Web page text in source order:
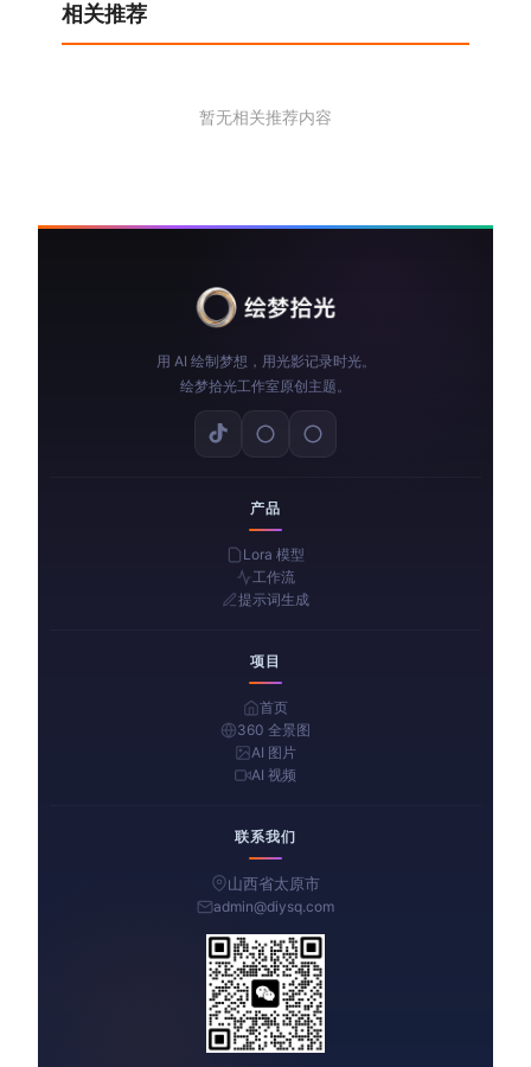
相关推荐
暂无相关推荐内容
用 AI 绘制梦想，用光影记录时光。
绘梦拾光工作室原创主题。
产品
Lora 模型
工作流
提示词生成
项目
首页
360 全景图
AI 图片
AI 视频
联系我们
山西省太原市
admin@diysq.com